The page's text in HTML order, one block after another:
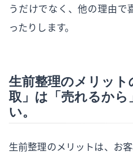
うだけでなく、他の理由で
ったりします。
生前整理のメリッ
取」は「売れるか
い。
生前整理のメリットは、お